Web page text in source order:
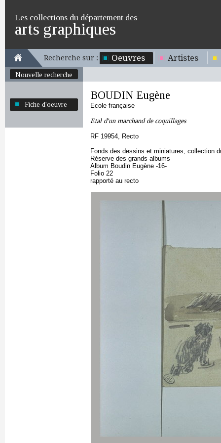
Les collections du département des
arts graphiques
Recherche sur : Oeuvres Artistes
Nouvelle recherche
Fiche d'oeuvre
BOUDIN Eugène
Ecole française
Etal d'un marchand de coquillages
RF 19954, Recto
Fonds des dessins et miniatures, collection
Réserve des grands albums
Album Boudin Eugène -16-
Folio 22
rapporté au recto